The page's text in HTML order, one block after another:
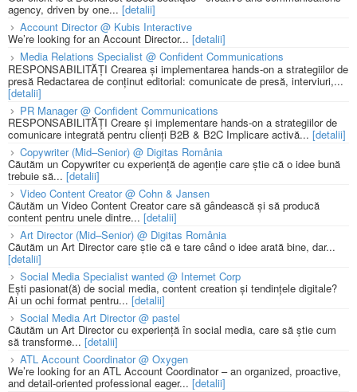
agency, driven by one... [detalii]
Account Director @ Kubis Interactive
We’re looking for an Account Director... [detalii]
Media Relations Specialist @ Confident Communications
RESPONSABILITĂȚI Crearea și implementarea hands-on a strategiilor de
presă Redactarea de conținut editorial: comunicate de presă, interviuri,...
[detalii]
PR Manager @ Confident Communications
RESPONSABILITĂȚI Creare și implementare hands-on a strategiilor de
comunicare integrată pentru clienți B2B & B2C Implicare activă... [detalii]
Copywriter (Mid–Senior) @ Digitas România
Căutăm un Copywriter cu experiență de agenție care știe că o idee bună
trebuie să... [detalii]
Video Content Creator @ Cohn & Jansen
Căutăm un Video Content Creator care să gândească și să producă
content pentru unele dintre... [detalii]
Art Director (Mid–Senior) @ Digitas România
Căutăm un Art Director care știe că e tare când o idee arată bine, dar...
[detalii]
Social Media Specialist wanted @ Internet Corp
Ești pasionat(ă) de social media, content creation și tendințele digitale?
Ai un ochi format pentru... [detalii]
Social Media Art Director @ pastel
Căutăm un Art Director cu experiență în social media, care să știe cum
să transforme... [detalii]
ATL Account Coordinator @ Oxygen
We’re looking for an ATL Account Coordinator – an organized, proactive,
and detail-oriented professional eager... [detalii]